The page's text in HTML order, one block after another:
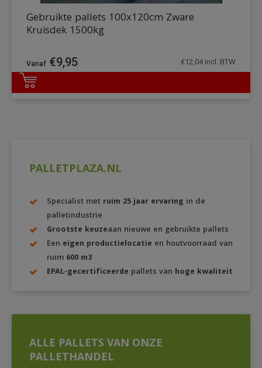
PALLETPLAZA.NL
Specialist met ruim 25 jaar ervaring in de
palletindustrie
Grootste keuzeaan nieuwe en gebruikte pallets
Een eigen productielocatie en houtvoorraad van
ruim 600 m3
EPAL-gecertificeerde pallets van hoge kwaliteit
ALLE PALLETS VAN ONZE
PALLETHANDEL
DETAILS
Gebruikte pallets 100x120cm Zware
Kruisdek 1500kg
€9,95 €12,04 incl. BTW